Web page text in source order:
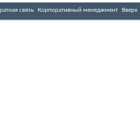
связь Корпоративный менеджмент Вверх